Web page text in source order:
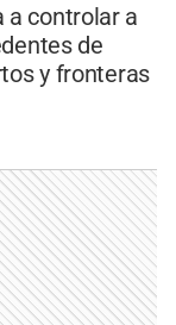
a controlar a
de
y fronteras